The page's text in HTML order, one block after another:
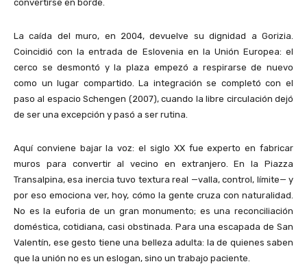
convertirse en borde.
La caída del muro, en 2004, devuelve su dignidad a Gorizia.
Coincidió con la entrada de Eslovenia en la Unión Europea: el
cerco se desmontó y la plaza empezó a respirarse de nuevo
como un lugar compartido. La integración se completó con el
paso al espacio Schengen (2007), cuando la libre circulación dejó
de ser una excepción y pasó a ser rutina.
Aquí conviene bajar la voz: el siglo XX fue experto en fabricar
muros para convertir al vecino en extranjero. En la Piazza
Transalpina, esa inercia tuvo textura real —valla, control, límite— y
por eso emociona ver, hoy, cómo la gente cruza con naturalidad.
No es la euforia de un gran monumento; es una reconciliación
doméstica, cotidiana, casi obstinada. Para una escapada de San
Valentín, ese gesto tiene una belleza adulta: la de quienes saben
que la unión no es un eslogan, sino un trabajo paciente.